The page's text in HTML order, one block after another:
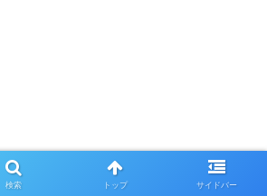
検索 トップ サイドバー